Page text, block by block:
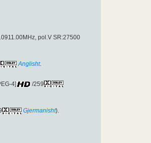
pol.V SR:27500
Anglisht.
4]
/259
Gjermanisht).